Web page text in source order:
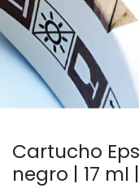
Cartucho
negro | 17 ml